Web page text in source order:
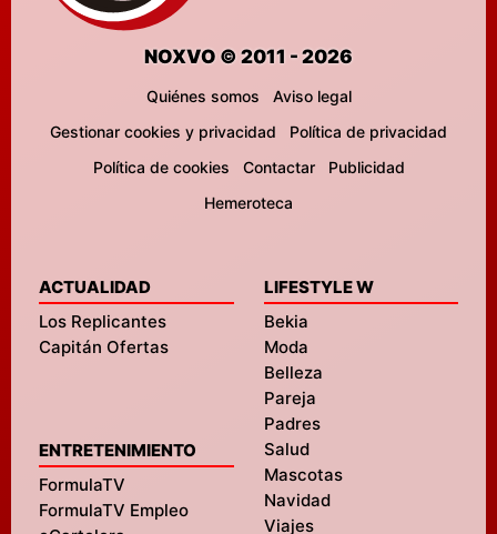
NOXVO © 2011 - 2026
Quiénes somos
Aviso legal
Gestionar cookies y privacidad
Política de privacidad
Política de cookies
Contactar
Publicidad
Hemeroteca
ACTUALIDAD
Los Replicantes
Capitán Ofertas
ENTRETENIMIENTO
FormulaTV
FormulaTV Empleo
LIFESTYLE W
Bekia
Moda
Belleza
Pareja
Padres
Salud
Mascotas
Navidad
Viajes